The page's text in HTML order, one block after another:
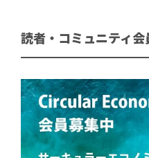
読者・コミュニティ会